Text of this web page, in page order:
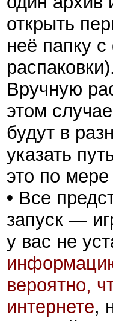
открыть
неё папку
распаковки).
Вручную
этом
будут в
указать
это по мере
• Все
запуск —
у вас не
вероятно,
интернете,